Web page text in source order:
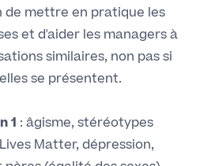
de mettre en pratique les
et d'aider les managers à
similaires, non pas si
se présentent.
1 : âgisme, stéréotypes
Matter, dépression,